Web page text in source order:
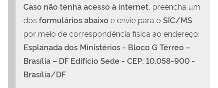
Caso não tenha acesso à internet, preencha um
dos formulários abaixo e envie para o SIC/MS
por meio de correspondência física ao endereço:
Esplanada dos Ministérios - Bloco G Térreo –
Brasília – DF Edifício Sede - CEP: 10.058-900 -
Brasília/DF